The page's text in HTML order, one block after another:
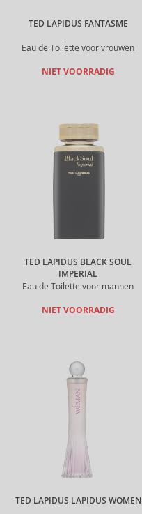
TED LAPIDUS FANTASME
Eau de Toilette voor vrouwen
NIET VOORRADIG
TED LAPIDUS BLACK SOUL
IMPERIAL
Eau de Toilette voor mannen
NIET VOORRADIG
TED LAPIDUS LAPIDUS WOMEN